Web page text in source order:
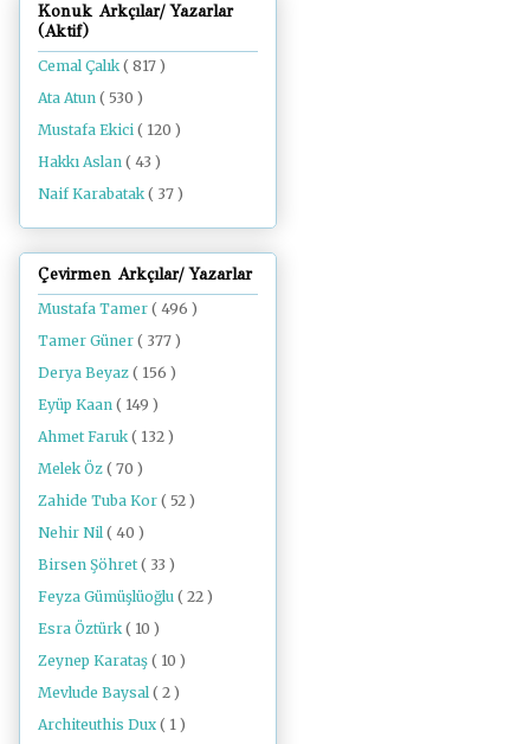
Konuk Arkçılar/ Yazarlar
(Aktif)
Cemal Çalık( 817 )
Ata Atun ( 530 )
Mustafa Ekici ( 120 )
Hakkı Aslan ( 43 )
Naif Karabatak( 37 )
Çevirmen Arkçılar/ Yazarlar
Mustafa Tamer ( 496 )
Tamer Güner ( 377 )
Derya Beyaz ( 156 )
Eyüp Kaan ( 149 )
Ahmet Faruk ( 132 )
Melek Öz ( 70 )
Zahide Tuba Kor ( 52 )
Nehir Nil ( 40 )
Birsen Şöhret ( 33 )
Feyza Gümüşlüoğlu ( 22 )
Esra Öztürk ( 10 )
Zeynep Karataş ( 10 )
Mevlude Baysal ( 2 )
Architeuthis Dux ( 1 )